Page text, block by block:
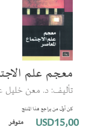
معجم علم
تأليف: د. معن خليل
كن أول من يراجع هذا المنتج
USD15٫00 متوفر
النهاية
معرض
الصور
تخطي
إلى
بداية
معرض
الصور